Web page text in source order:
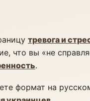
тревога и
что вы «не
.
формат на